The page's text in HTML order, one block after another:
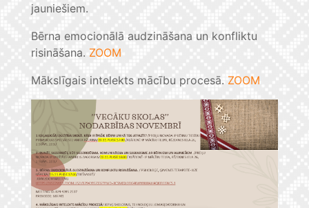
jauniešiem.
Bērna emocionālā audzināšana un konfliktu
risināšana. ZOOM
Mākslīgais intelekts mācību procesā. ZOOM